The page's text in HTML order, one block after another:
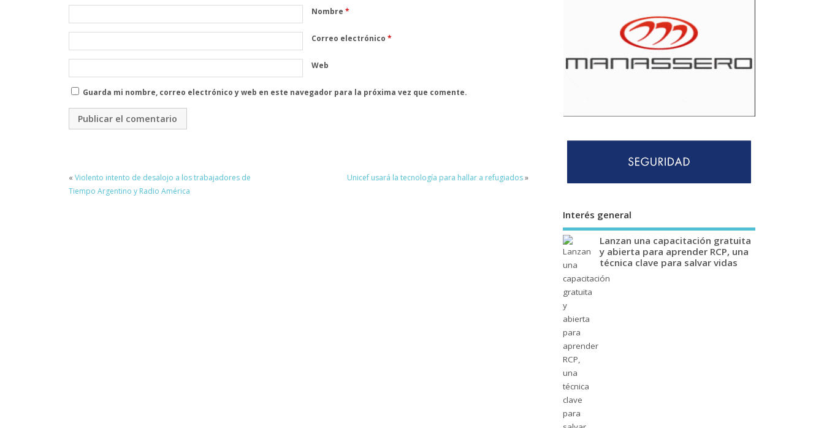
Nombre *
Correo electrónico *
Web
Guarda mi nombre, correo electrónico y web en este navegador para la próxima vez que comente.
« Violento intento de desalojo a los trabajadores de
Tiempo Argentino y Radio América
Unicef usará la tecnología para hallar a refugiados»
Interés general
Lanzan una capacitación gratuita
y abierta para aprender RCP, una
técnica clave para salvar vidas